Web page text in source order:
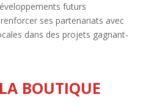
futurs
ses partenariats avec
dans des projets gagnant-
BOUTIQUE